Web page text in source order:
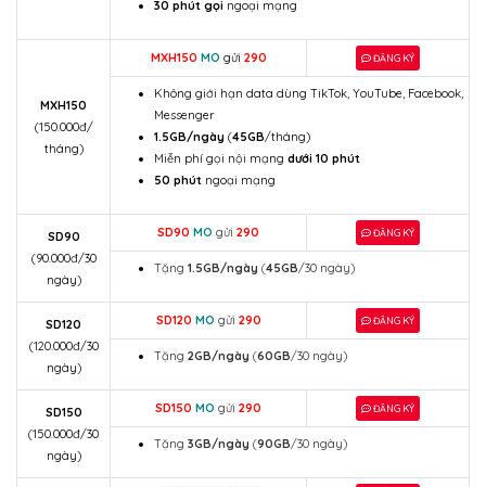
30 phút gọi ngoại mạng
MXH150
(150.000đ/
tháng)
MXH150 MO gửi 290 ĐĂNG KÝ
Không giới hạn data dùng TikTok, YouTube, Facebook,
Messenger
1.5GB/ngày (45GB/tháng)
Miễn phí gọi nội mạng dưới 10 phút
50 phút ngoại mạng
SD90
(90.000đ/30
ngày)
SD90 MO gửi 290 ĐĂNG KÝ
Tặng 1.5GB/ngày (45GB/30 ngày)
SD120
(120.000đ/30
ngày)
SD120 MO gửi 290 ĐĂNG KÝ
Tặng 2GB/ngày (60GB/30 ngày)
SD150
(150.000đ/30
ngày)
SD150 MO gửi 290 ĐĂNG KÝ
Tặng 3GB/ngày (90GB/30 ngày)